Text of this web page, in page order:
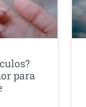
para